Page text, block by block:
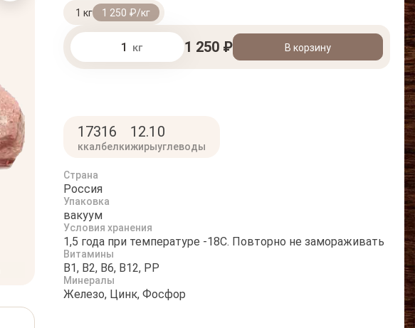
1 кг 1 250 ₽/кг
кг 1 250 ₽ В корзину
173
ккал
16
белки
12.1
жиры
0
углеводы
Страна
Россия
Упаковка
вакуум
Условия хранения
1,5 года при температуре -18С. Повторно не замораживать
Витамины
B1, B2, B6, B12, PP
Минералы
Железо, Цинк, Фосфор